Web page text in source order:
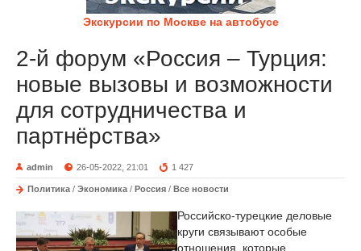
Экскурсии по Москве на автобусе
2-й форум «Россия – Турция:
новые вызовы и возможности
для сотрудничества и
партнёрства»
admin 26-05-2022, 21:01 1 427
Политика / Экономика / Россия / Все новости
Российско-турецкие деловые
круги связывают особые
отношения, которые